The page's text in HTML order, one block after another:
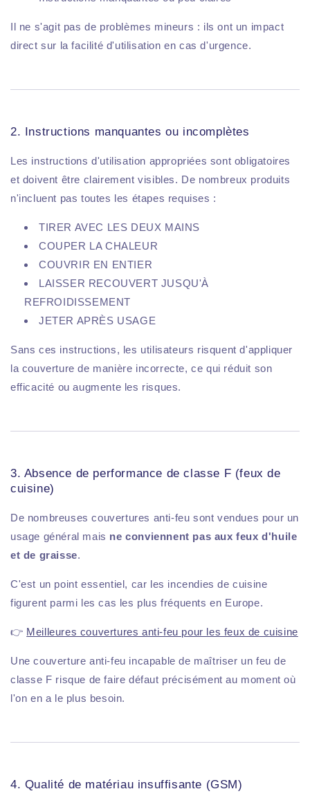
Il ne s'agit pas de problèmes mineurs : ils ont un impact
direct sur la facilité d'utilisation en cas d'urgence.
2. Instructions manquantes ou incomplètes
Les instructions d'utilisation appropriées sont obligatoires
et doivent être clairement visibles. De nombreux produits
n'incluent pas toutes les étapes requises :
TIRER AVEC LES DEUX MAINS
COUPER LA CHALEUR
COUVRIR EN ENTIER
LAISSER RECOUVERT JUSQU'À
REFROIDISSEMENT
JETER APRÈS USAGE
Sans ces instructions, les utilisateurs risquent d'appliquer
la couverture de manière incorrecte, ce qui réduit son
efficacité ou augmente les risques.
3. Absence de performance de classe F (feux de
cuisine)
De nombreuses couvertures anti-feu sont vendues pour un
usage général mais ne conviennent pas aux feux d'huile
et de graisse.
C'est un point essentiel, car les incendies de cuisine
figurent parmi les cas les plus fréquents en Europe.
👉 Meilleures couvertures anti-feu pour les feux de cuisine
Une couverture anti-feu incapable de maîtriser un feu de
classe F risque de faire défaut précisément au moment où
l'on en a le plus besoin.
4. Qualité de matériau insuffisante (GSM)